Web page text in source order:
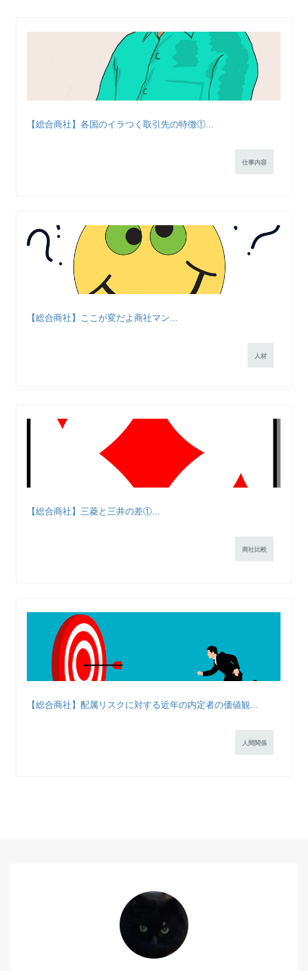
【総合商社】各国のイラつく取引先の特徴①...
仕事内容
【総合商社】ここが変だよ商社マン...
人材
【総合商社】三菱と三井の差①...
商社比較
【総合商社】配属リスクに対する近年の内定者の価値観...
人間関係